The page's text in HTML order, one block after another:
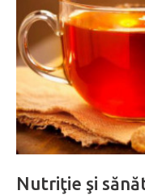
Nutriţie şi